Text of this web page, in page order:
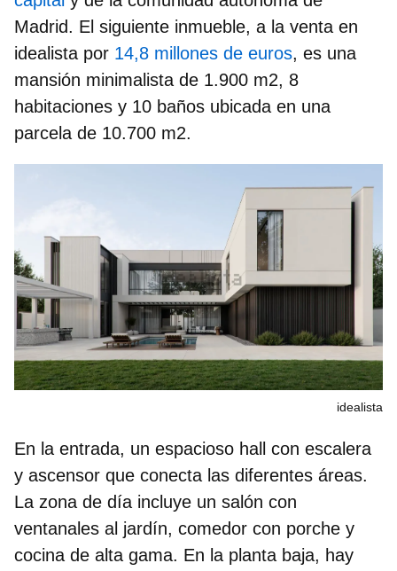
Madrid. El siguiente inmueble, a la venta en
idealista por 14,8 millones de euros, es una
mansión minimalista de 1.900 m2, 8
habitaciones y 10 baños ubicada en una
parcela de 10.700 m2.
idealista
En la entrada, un espacioso hall con escalera
y ascensor que conecta las diferentes áreas.
La zona de día incluye un salón con
ventanales al jardín, comedor con porche y
cocina de alta gama. En la planta baja, hay